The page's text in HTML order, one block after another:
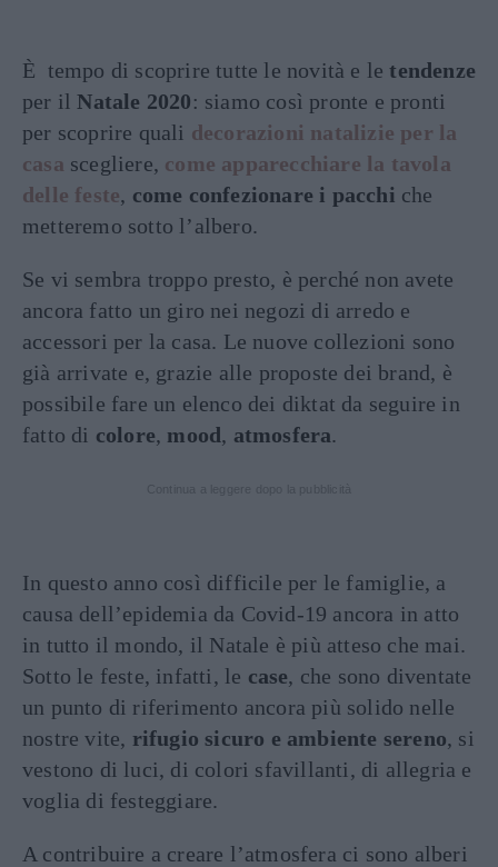
È tempo di scoprire tutte le novità e letendenze
per ilNatale 2020: siamo così pronte e pronti
per scoprire quali decorazioni natalizie per la
casa scegliere, come apparecchiare la tavola
delle feste, come confezionare i pacchi che
metteremo sotto l’albero.
Se vi sembra troppo presto, è perché non avete
ancora fatto un giro nei negozi di arredo e
accessori per la casa. Le nuove collezioni sono
già arrivate e, grazie alle proposte dei brand, è
possibile fare un elenco dei diktat da seguire in
fatto di colore, mood, atmosfera.
In questo anno così difficile per le famiglie, a
causa dell’epidemia da Covid-19 ancora in atto
in tutto il mondo, il Natale è più atteso che mai.
Sotto le feste, infatti, le case, che sono diventate
un punto di riferimento ancora più solido nelle
nostre vite, rifugio sicuro e ambiente sereno, si
vestono di luci, di colori sfavillanti, di allegria e
voglia di festeggiare.
A contribuire a creare l’atmosfera ci sono alberi